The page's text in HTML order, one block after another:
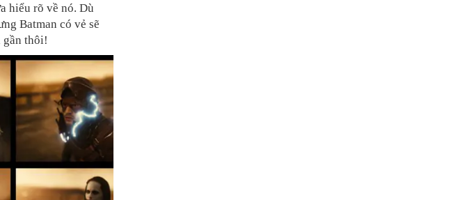
hiểu rõ về nó. Dù
Batman có vẻ sẽ
gần thôi!